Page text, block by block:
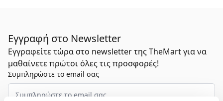
Εγγραφή στο Newsletter
Εγγραφείτε τώρα στο newsletter της TheMart για να
μαθαίνετε πρώτοι όλες τις προσφορές!
Συμπληρώστε το email σας